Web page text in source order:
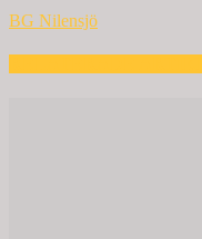
BG Nilensjö